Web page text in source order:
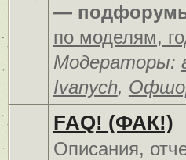
—
по моделям,
Модераторы:
Ivanych,
FAQ! (ФАК!)
Описания,